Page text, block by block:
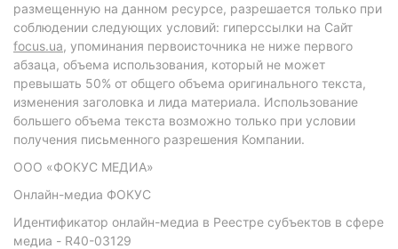
размещенную на данном ресурсе, разрешается только при
соблюдении следующих условий: гиперссылки на Сайт
focus.ua, упоминания первоисточника не ниже первого
абзаца, объема использования, который не может
превышать 50% от общего объема оригинального текста,
изменения заголовка и лида материала. Использование
большего объема текста возможно только при условии
получения письменного разрешения Компании.
ООО «ФОКУС МЕДИА»
Онлайн-медиа ФОКУС
Идентификатор онлайн-медиа в Реестре субъектов в сфере
медиа - R40-03129